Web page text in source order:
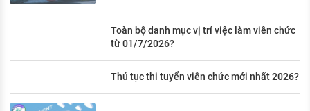
Toàn bộ danh mục vị trí việc làm viên chức
từ 01/7/2026?
Thủ tục thi tuyển viên chức mới nhất 2026?